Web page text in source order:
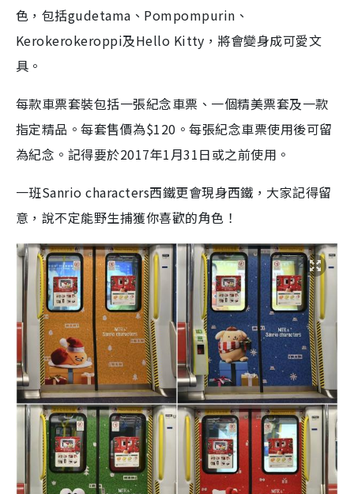
色，包括gudetama、Pompompurin、
Kerokerokeroppi及Hello Kitty，將會變身成可愛文
具。
每款車票套裝包括一張紀念車票、一個精美票套及一款
指定精品。每套售價為$120。每張紀念車票使用後可留
為紀念。記得要於2017年1月31日或之前使用。
一班Sanrio characters西鐵更會現身西鐵，大家記得留
意，說不定能野生捕獲你喜歡的角色！